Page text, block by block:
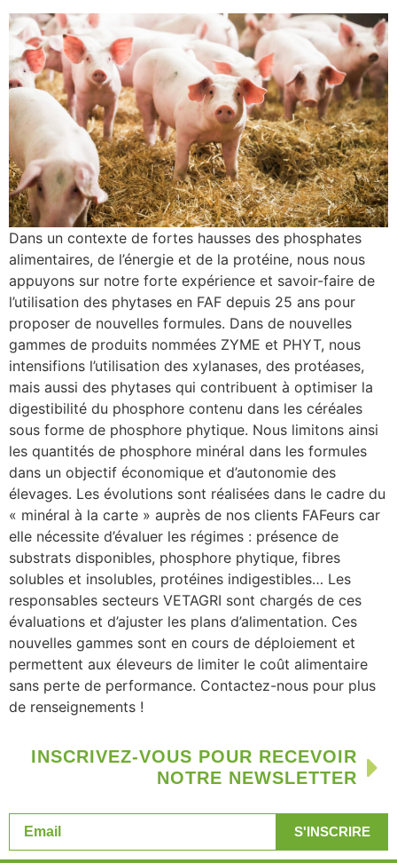
Dans un contexte de fortes hausses des phosphates
alimentaires, de l’énergie et de la protéine, nous nous
appuyons sur notre forte expérience et savoir-faire de
l’utilisation des phytases en FAF depuis 25 ans pour
proposer de nouvelles formules. Dans de nouvelles
gammes de produits nommées ZYME et PHYT, nous
intensifions l’utilisation des xylanases, des protéases,
mais aussi des phytases qui contribuent à optimiser la
digestibilité du phosphore contenu dans les céréales
sous forme de phosphore phytique. Nous limitons ainsi
les quantités de phosphore minéral dans les formules
dans un objectif économique et d’autonomie des
élevages. Les évolutions sont réalisées dans le cadre du
« minéral à la carte » auprès de nos clients FAFeurs car
elle nécessite d’évaluer les régimes : présence de
substrats disponibles, phosphore phytique, fibres
solubles et insolubles, protéines indigestibles… Les
responsables secteurs VETAGRI sont chargés de ces
évaluations et d’ajuster les plans d’alimentation. Ces
nouvelles gammes sont en cours de déploiement et
permettent aux éleveurs de limiter le coût alimentaire
sans perte de performance. Contactez-nous pour plus
de renseignements !
INSCRIVEZ-VOUS POUR RECEVOIR
NOTRE NEWSLETTER